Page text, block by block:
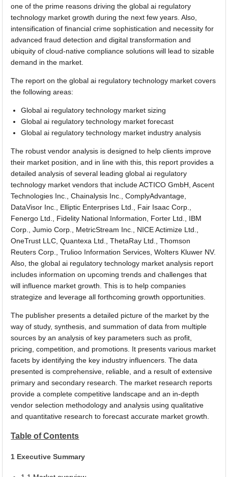
one of the prime reasons driving the global ai regulatory
technology market growth during the next few years. Also,
intensification of financial crime sophistication and necessity for
advanced fraud detection and digital transformation and
ubiquity of cloud-native compliance solutions will lead to sizable
demand in the market.
The report on the global ai regulatory technology market covers
the following areas:
Global ai regulatory technology market sizing
Global ai regulatory technology market forecast
Global ai regulatory technology market industry analysis
The robust vendor analysis is designed to help clients improve
their market position, and in line with this, this report provides a
detailed analysis of several leading global ai regulatory
technology market vendors that include ACTICO GmbH, Ascent
Technologies Inc., Chainalysis Inc., ComplyAdvantage,
DataVisor Inc., Elliptic Enterprises Ltd., Fair Isaac Corp.,
Fenergo Ltd., Fidelity National Information, Forter Ltd., IBM
Corp., Jumio Corp., MetricStream Inc., NICE Actimize Ltd.,
OneTrust LLC, Quantexa Ltd., ThetaRay Ltd., Thomson
Reuters Corp., Trulioo Information Services, Wolters Kluwer NV.
Also, the global ai regulatory technology market analysis report
includes information on upcoming trends and challenges that
will influence market growth. This is to help companies
strategize and leverage all forthcoming growth opportunities.
The publisher presents a detailed picture of the market by the
way of study, synthesis, and summation of data from multiple
sources by an analysis of key parameters such as profit,
pricing, competition, and promotions. It presents various market
facets by identifying the key industry influencers. The data
presented is comprehensive, reliable, and a result of extensive
primary and secondary research. The market research reports
provide a complete competitive landscape and an in-depth
vendor selection methodology and analysis using qualitative
and quantitative research to forecast accurate market growth.
Table of Contents
1 Executive Summary